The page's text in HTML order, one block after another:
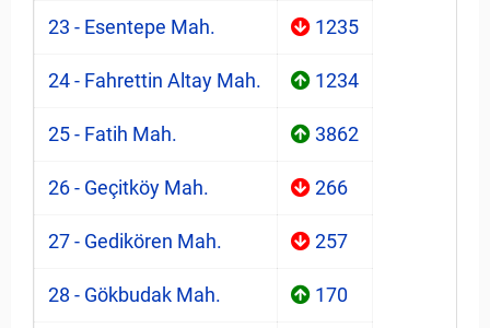
23 - Esentepe Mah. 1235
24 - Fahrettin Altay Mah. 1234
25 - Fatih Mah. 3862
26 - Geçitköy Mah. 266
27 - Gedikören Mah. 257
28 - Gökbudak Mah. 170